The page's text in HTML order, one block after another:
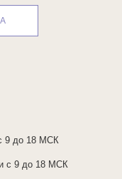
9 до 18 МСК
с 9 до 18 МСК